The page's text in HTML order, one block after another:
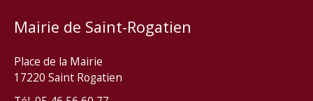
Mairie de Saint-Rogatien
Place de la Mairie
17220 Saint Rogatien